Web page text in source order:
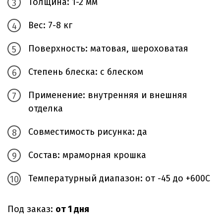
Вес: 7-8 кг
Поверхность: матовая, шероховатая
Степень блеска: с блеском
Применение: внутренняя и внешняя
отделка
Совместимость рисунка: да
Состав: мраморная крошка
Температурный диапазон: от -45 до +600С
Под заказ: от 1 дня